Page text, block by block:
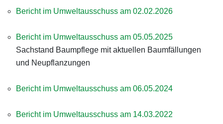
Bericht im Umweltausschuss am 02.02.2026
Bericht im Umweltausschuss am 05.05.2025
Sachstand Baumpflege mit aktuellen Baumfällungen
und Neupflanzungen
Bericht im Umweltausschuss am 06.05.2024
Bericht im Umweltausschuss am 14.03.2022